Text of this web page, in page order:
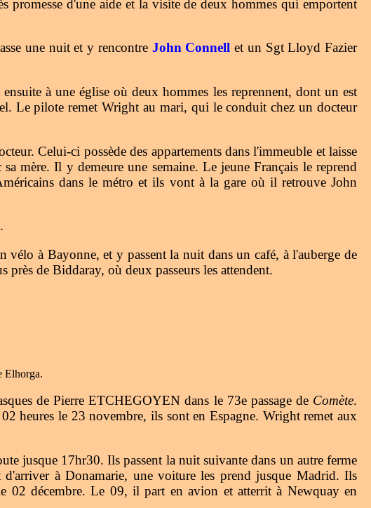
d'une aide et la visite de deux hommes qui emportent
une nuit et y rencontre John Connell et un Sgt Lloyd Fazier
à une église où deux hommes les reprennent, dont un est
Le pilote remet Wright au mari, qui le conduit chez un docteur
Celui-ci possède des appartements dans l'immeuble et laisse
mère. Il y demeure une semaine. Le jeune Français le reprend
dans le métro et ils vont à la gare où il retrouve John
à Bayonne, et y passent la nuit dans un café, à l'auberge de
de Biddaray, où deux passeurs les attendent.
Elhorga.
de Pierre ETCHEGOYEN dans le 73e passage de Comète.
heures le 23 novembre, ils sont en Espagne. Wright remet aux
jusque 17hr30. Ils passent la nuit suivante dans un autre ferme
à Donamarie, une voiture les prend jusque Madrid. Ils
décembre. Le 09, il part en avion et atterrit à Newquay en